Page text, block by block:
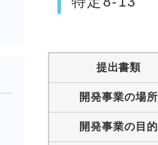
提出書類
開発事業の場所
開発事業の目的